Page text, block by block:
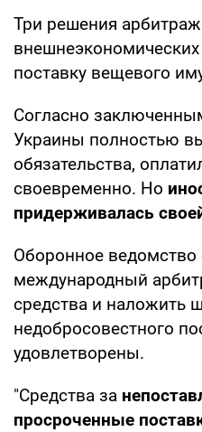
Три решения
поставку вещевого
Согласно
Украины полностью
обязательства,
своевременно. Но
придерживалась
Оборонное ведомство
международный
средства и наложить
недобросовестного
удовлетворены.
"Средства за
просроченные